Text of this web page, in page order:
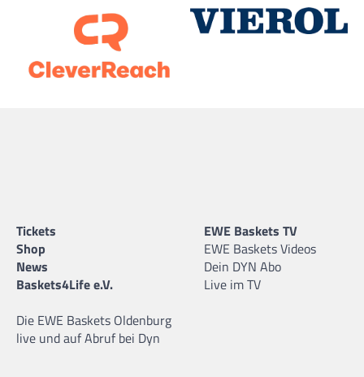
Tickets
Shop
News
Baskets4Life e.V.
Die EWE Baskets Oldenburg
live und auf Abruf bei Dyn
EWE Baskets TV
EWE Baskets Videos
Dein DYN Abo
Live im TV